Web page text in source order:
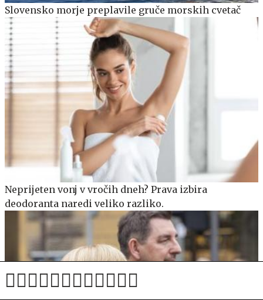
Slovensko morje preplavile gruče morskih cvetač
Neprijeten vonj v vročih dneh? Prava izbira
deodoranta naredi veliko razliko.